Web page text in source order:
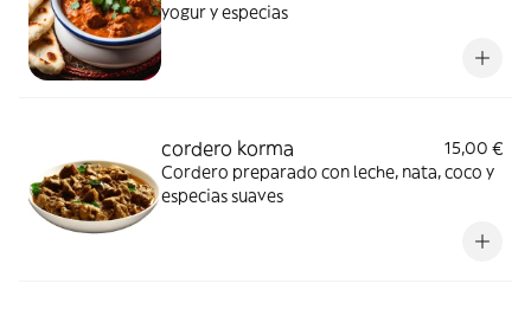
yogur y especias
cordero korma
15,00 €
Cordero preparado con leche, nata, coco y
especias suaves